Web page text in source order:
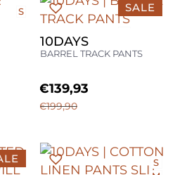
S
10DAYS
BARREL TRACK PANTS
€199,90
€139,93
SALE
S